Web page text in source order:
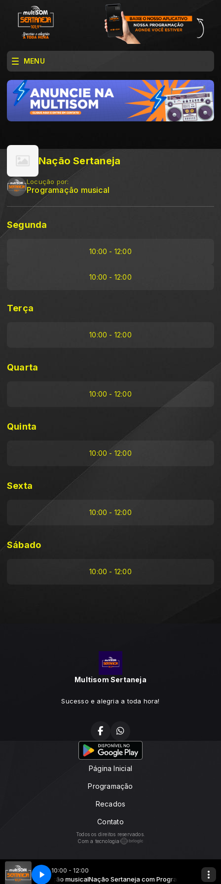
10:00 - 12:00
com Programação musicalNação Sertaneja com Programação musical
goes here Now Playing info goes here
MENU
Nação Sertaneja
Locução por:
Programação musical
Segunda
10:00 - 12:00
10:00 - 12:00
Terça
10:00 - 12:00
Quarta
10:00 - 12:00
Quinta
10:00 - 12:00
Sexta
10:00 - 12:00
Sábado
10:00 - 12:00
Multisom Sertaneja
Sucesso e alegria a toda hora!
Página Inicial
Programação
Recados
Contato
Todos os direitos reservados.
Com a tecnologia